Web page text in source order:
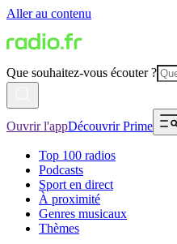
Aller au contenu
Que souhaitez-vous écouter ?
Ouvrir l'appDécouvrir Prime
Top 100 radios
Podcasts
Sport en direct
À proximité
Genres musicaux
Thèmes